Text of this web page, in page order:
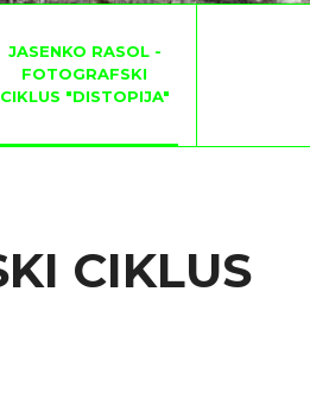
JASENKO RASOL -
FOTOGRAFSKI
CIKLUS "DISTOPIJA"
CIKLUS